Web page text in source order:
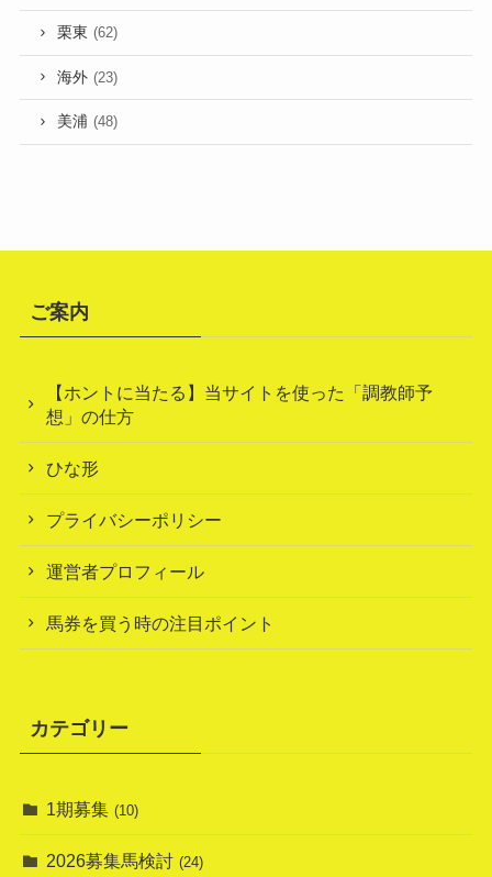
栗東 (62)
海外 (23)
美浦 (48)
ご案内
【ホントに当たる】当サイトを使った「調教師予
想」の仕方
ひな形
プライバシーポリシー
運営者プロフィール
馬券を買う時の注目ポイント
カテゴリー
1期募集 (10)
2026募集馬検討 (24)